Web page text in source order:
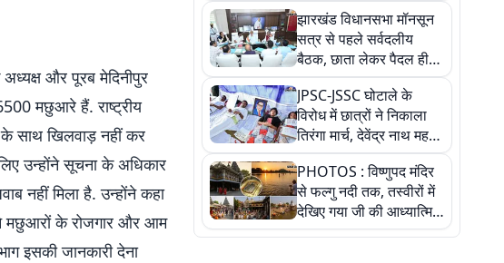
अध्यक्ष और पूरब मेदिनीपुर
मछुआरे हैं. राष्ट्रीय
साथ खिलवाड़ नहीं कर
उन्होंने सूचना के अधिकार
नहीं मिला है. उन्होंने कहा
मछुआरों के रोजगार और आम
इसकी जानकारी देना
महेंद्रनाथ मंदिर और घंटाघर
की गाथा
झारखंड विधानसभा मॉनसून
सत्र से पहले सर्वदलीय
बैठक, छाता लेकर पैदल ही
सत्ता पक्ष की मीटिंग में पहुंचे
सीएम, देखें तस्वीरें
JPSC-JSSC घोटाले के
विरोध में छात्रों ने निकाला
तिरंगा मार्च, देवेंद्र नाथ महतो
ने किया जल ग्रहण, देखें
तस्वीरें
PHOTOS : विष्णुपद मंदिर
से फल्गु नदी तक, तस्वीरों में
देखिए गया जी की आध्यात्मिक
पहचान